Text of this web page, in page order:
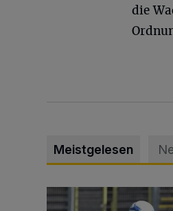
die
Meistgelesen
WSV: Übertragung im